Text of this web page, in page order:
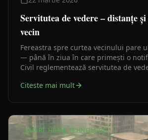
Servitutea de vedere – distanțe
vecin
Fereastra spre curtea vecinului pare
— până în ziua în care primești o
Civil reglementează servitutea de
și din regulamentele locale de
Citeste mai mult
SMART HOME TEHNOLOGII